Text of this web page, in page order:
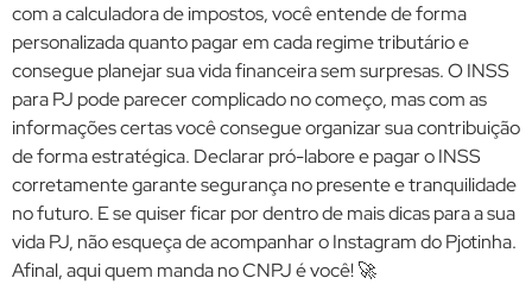
com a calculadora de impostos, você entende de forma
personalizada quanto pagar em cada regime tributário e
consegue planejar sua vida financeira sem surpresas. O INSS
para PJ pode parecer complicado no começo, mas com as
informações certas você consegue organizar sua contribuição
de forma estratégica. Declarar pró-labore e pagar o INSS
corretamente garante segurança no presente e tranquilidade
no futuro. E se quiser ficar por dentro de mais dicas para a sua
vida PJ, não esqueça de acompanhar o Instagram do Pjotinha.
Afinal, aqui quem manda no CNPJ é você! 🚀